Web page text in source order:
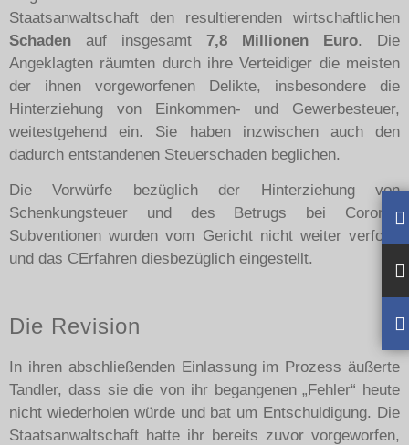
Staatsanwaltschaft den resultierenden wirtschaftlichen
Schaden auf insgesamt 7,8 Millionen Euro. Die
Angeklagten räumten durch ihre Verteidiger die meisten
der ihnen vorgeworfenen Delikte, insbesondere die
Hinterziehung von Einkommen- und Gewerbesteuer,
weitestgehend ein. Sie haben inzwischen auch den
dadurch entstandenen Steuerschaden beglichen.
Die Vorwürfe bezüglich der Hinterziehung von
Schenkungsteuer und des Betrugs bei Corona-
Subventionen wurden vom Gericht nicht weiter verfolgt
und das CErfahren diesbezüglich eingestellt.
Die Revision
In ihren abschließenden Einlassung im Prozess äußerte
Tandler, dass sie die von ihr begangenen „Fehler“ heute
nicht wiederholen würde und bat um Entschuldigung. Die
Staatsanwaltschaft hatte ihr bereits zuvor vorgeworfen,